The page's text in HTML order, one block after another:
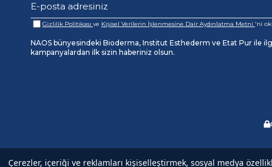
Çerezler, içeriği ve reklamları kişiselleştirmek, sosyal medya
Gizlilik Politikası ve Kişisel Verilerin İşlenmesine Dair Aydınlatma Metni 'ni
NAOS bünyesindeki Bioderma, Institut Esthederm ve Etat Pur ile
kampanyalardan ilk sizin haberiniz olsun.